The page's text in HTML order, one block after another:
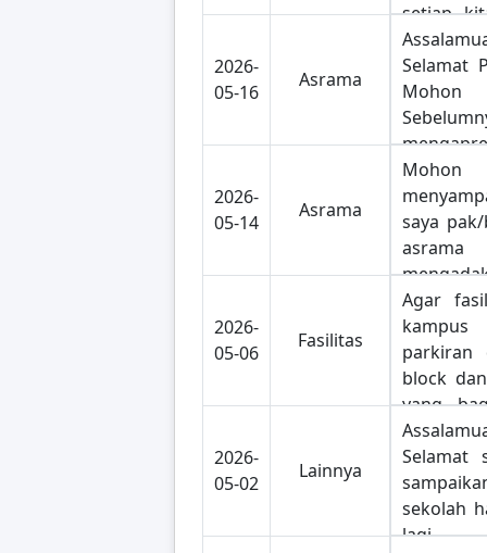
setiap
ujian
padahal
sekali
minta
ya
2026-
05-16
Asrama
Selamat
Mohon
program
diadakan
IP.
yang
saya
senam
tetap
rasa
hal
2026-
05-14
Asrama
saya
fitness
kampus
pak/
2026-
05-06
Fasilitas
Agar
parkiran
block
yang
lumpur,
guru
keluar
2026-
05-02
Lainnya
Selamat
sekolah
lagi